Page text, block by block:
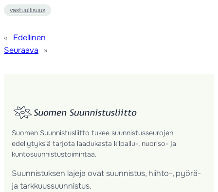
vastuullisuus
«
Edellinen
Seuraava
»
Suomen Suunnistusliitto tukee suunnistusseurojen
edellytyksiä tarjota laadukasta kilpailu-, nuoriso- ja
kuntosuunnistustoimintaa.
Suunnistuksen lajeja ovat suunnistus, hiihto-, pyörä-
ja tarkkuussuunnistus.